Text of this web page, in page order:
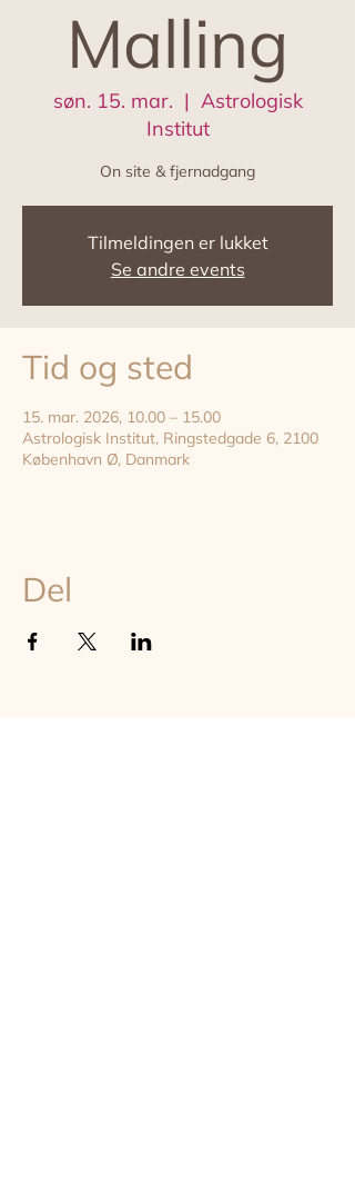
Malling
søn. 15. mar.
  |
Astrologisk
Institut
On site & fjernadgang
Tilmeldingen er lukket
Se andre events
Tid og sted
15. mar. 2026, 10.00 – 15.00
Astrologisk Institut, Ringstedgade 6, 2100
København Ø, Danmark
Del